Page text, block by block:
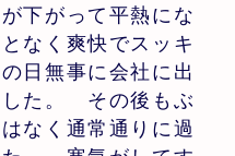
下がって平熱にな
なく爽快でスッキ
日無事に会社に出
した。 その後もぶ
なく通常通りに過